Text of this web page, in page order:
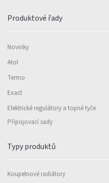
Produktové řady
Novinky
Atol
Termo
Exact
Elektrické regulátory a topné tyče
Připojovací sady
Typy produktů
Koupelnové radiátory